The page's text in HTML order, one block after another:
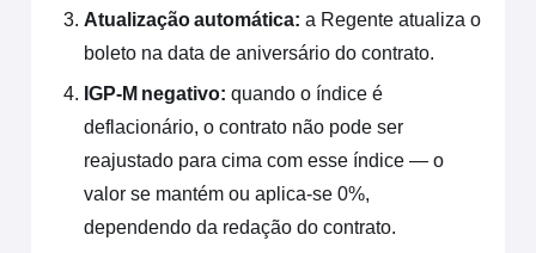
Atualização automática: a Regente atualiza o
boleto na data de aniversário do contrato.
IGP-M negativo: quando o índice é
deflacionário, o contrato não pode ser
reajustado para cima com esse índice — o
valor se mantém ou aplica-se 0%,
dependendo da redação do contrato.